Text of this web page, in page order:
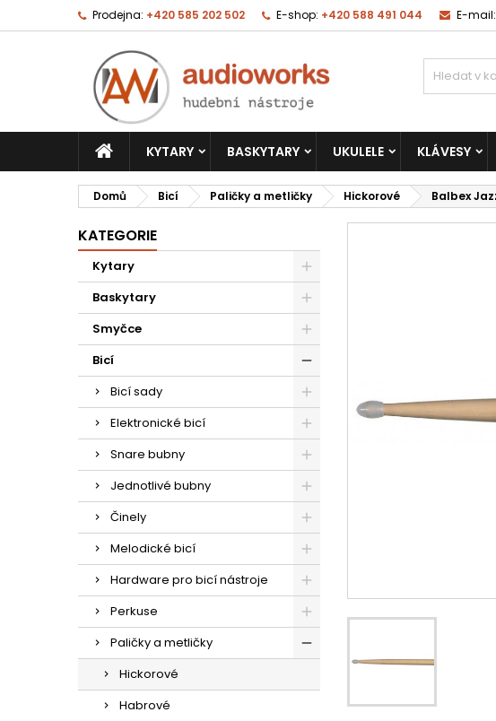
Prodejna: +420 585 202 502 E-shop: +420 588 491 044 E-mail:
KYTARY BASKYTARY UKULELE KLÁVESY
Domů Bicí Paličky a metličky Hickorové Balbex
KATEGORIE
Kytary
Baskytary
Smyčce
Bicí
Bicí sady
Elektronické bicí
Snare bubny
Jednotlivé bubny
Činely
Melodické bicí
Hardware pro bicí nástroje
Perkuse
Paličky a metličky
Hickorové
Habrové